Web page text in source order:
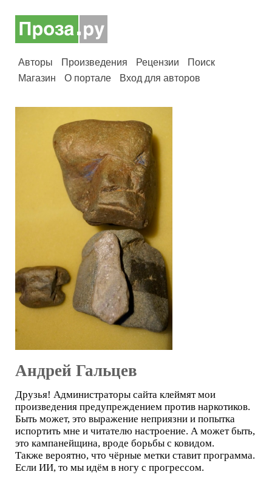
Авторы Произведения Рецензии
Поиск
Магазин
О портале Вход для авторов
Андрей Гальцев
Друзья! Администраторы сайта клеймят мои
произведения предупреждением против наркотиков.
Быть может, это выражение неприязни и попытка
испортить мне и читателю настроение. А может быть,
это кампанейщина, вроде борьбы с ковидом.
Также вероятно, что чёрные метки ставит программа.
Если ИИ, то мы идём в ногу с прогрессом.